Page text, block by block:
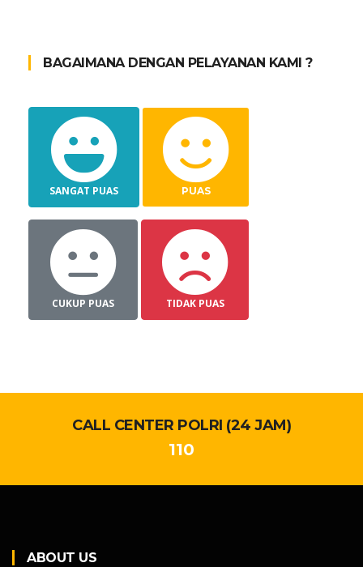
BAGAIMANA DENGAN PELAYANAN KAMI ?
SANGAT PUAS PUAS
CUKUP PUAS TIDAK PUAS
CALL CENTER POLRI (24 JAM)
110
ABOUT US